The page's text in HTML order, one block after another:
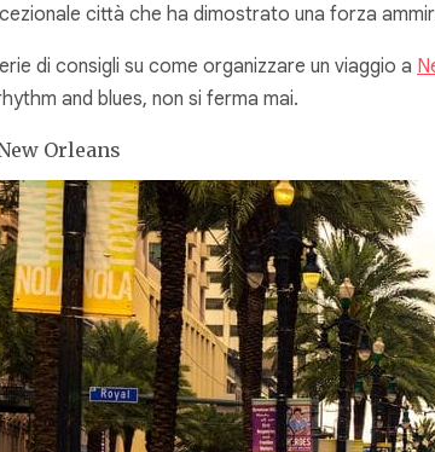
città che ha dimostrato una forza
di consigli su come organizzare un viaggio a
and blues, non si ferma mai.
Orleans